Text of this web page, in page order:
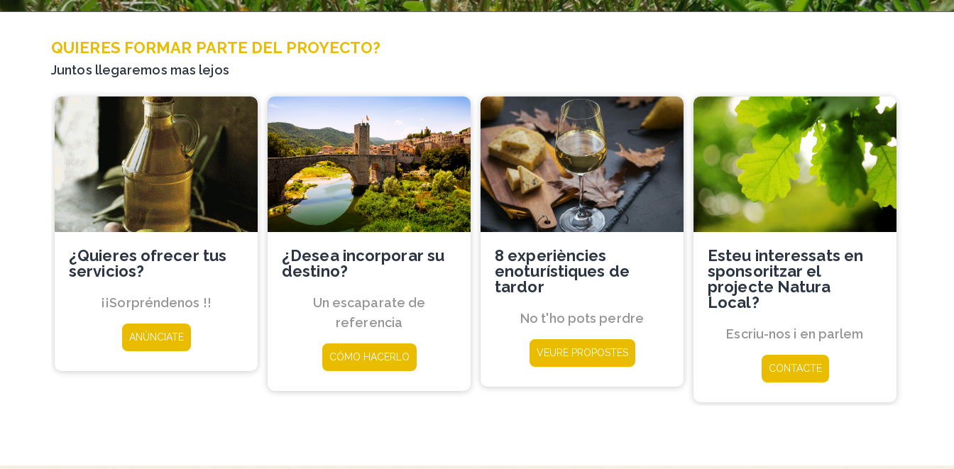
QUIERES FORMAR PARTE DEL PROYECTO?
Juntos llegaremos mas lejos
¿Quieres ofrecer tus
servicios?
¡¡Sorpréndenos !!
ANÚNCIATE
¿Desea incorporar su
destino?
Un escaparate de
referencia
CÓMO HACERLO
8 experiències
enoturístiques de
tardor
No t'ho pots perdre
VEURE PROPOSTES
Esteu interessats en
sponsoritzar el
projecte Natura
Local?
Escriu-nos i en parlem
CONTACTE